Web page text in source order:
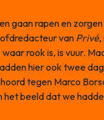
gaan rapen en
vanPrivé,
rook is, is vuur.
hier ook twee
tegen Marco
het beeld dat we